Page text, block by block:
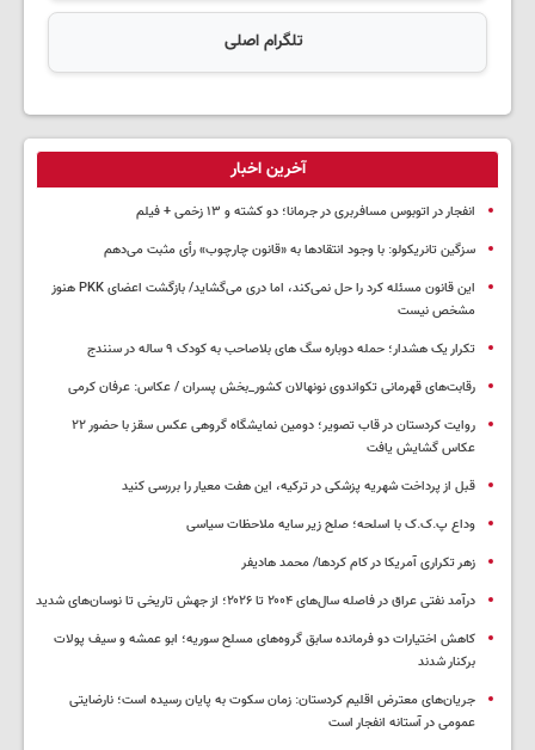
تلگرام اصلی
آخرین اخبار
انفجار در اتوبوس مسافربری در جرمانا؛ دو کشته و ۱۳ زخمی + فیلم
سزگین تانریکولو: با وجود انتقادها به «قانون چارچوب» رأی مثبت می‌دهم
این قانون مسئله کرد را حل نمی‌کند، اما دری می‌گشاید/ بازگشت اعضای PKK هنوز
مشخص نیست
تکرار یک هشدار؛ حمله دوباره سگ های بلاصاحب به کودک ۹ ساله در سنندج
رقابت‌های قهرمانی تکواندوی نونهالان کشور_بخش پسران / عکاس: عرفان کرمی
روایت کردستان در قاب تصویر؛ دومین نمایشگاه گروهی عکس سقز با حضور ۲۲
عکاس گشایش یافت
قبل از پرداخت شهریه پزشکی در ترکیه، این هفت معیار را بررسی کنید
وداع پ.ک.ک با اسلحه؛ صلح زیر سایه ملاحظات سیاسی
زهر تکراری آمریکا در کام کردها/ محمد هادیفر
درآمد نفتی عراق در فاصله سال‌های ۲۰۰۴ تا ۲۰۲۶؛ از جهش تاریخی تا نوسان‌های شدید
کاهش اختیارات دو فرمانده سابق گروه‌های مسلح سوریه؛ ابو عمشه و سیف پولات
برکنار شدند
جریان‌های معترض اقلیم کردستان: زمان سکوت به پایان رسیده است؛ نارضایتی
عمومی در آستانه انفجار است